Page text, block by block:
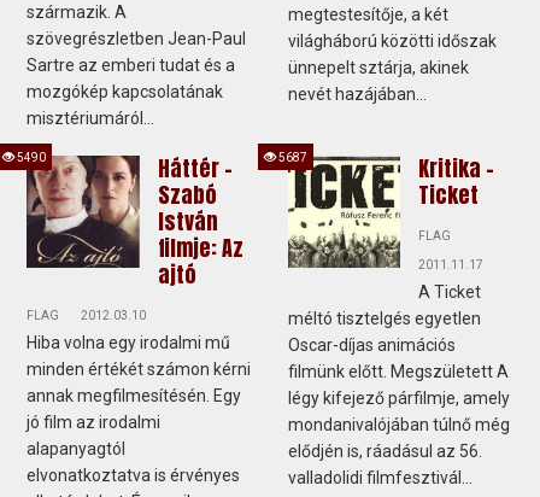
származik. A
szövegrészletben Jean-Paul
Sartre az emberi tudat és a
mozgókép kapcsolatának
misztériumáról...
megtestesítője, a két
világháború közötti időszak
ünnepelt sztárja, akinek
nevét hazájában...
Háttér -
Szabó
István
filmje: Az
ajtó
FLAG 2012.03.10
Hiba volna egy irodalmi mű
minden értékét számon kérni
annak megfilmesítésén. Egy
jó film az irodalmi
alapanyagtól
elvonatkoztatva is érvényes
5490
Kritika -
Ticket
FLAG
2011.11.17
A Ticket
méltó tisztelgés egyetlen
Oscar-díjas animációs
filmünk előtt. Megszületett A
légy kifejező párfilmje, amely
mondanivalójában túlnő még
elődjén is, ráadásul az 56.
valladolidi filmfesztivál...
5687